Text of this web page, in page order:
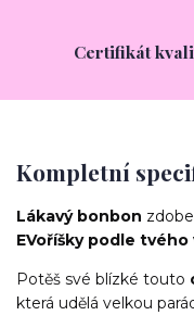
Certifikát
Kompletní
Lákavý bonbon
EVoříšky podle tvého
Potěš své blízké touto
která udělá velkou